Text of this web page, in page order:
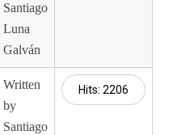
Santiago
Luna
Galván
Written
by
Santiago
Hits: 2206